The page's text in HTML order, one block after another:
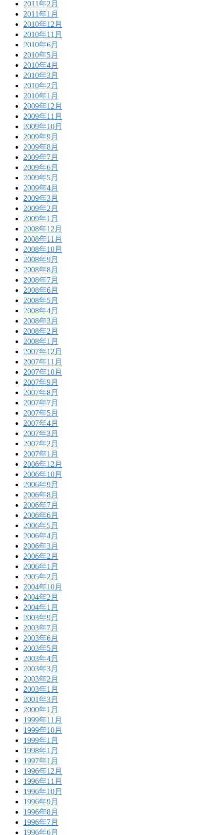
2011年2月
2011年1月
2010年12月
2010年11月
2010年6月
2010年5月
2010年4月
2010年3月
2010年2月
2010年1月
2009年12月
2009年11月
2009年10月
2009年9月
2009年8月
2009年7月
2009年6月
2009年5月
2009年4月
2009年3月
2009年2月
2009年1月
2008年12月
2008年11月
2008年10月
2008年9月
2008年8月
2008年7月
2008年6月
2008年5月
2008年4月
2008年3月
2008年2月
2008年1月
2007年12月
2007年11月
2007年10月
2007年9月
2007年8月
2007年7月
2007年5月
2007年4月
2007年3月
2007年2月
2007年1月
2006年12月
2006年10月
2006年9月
2006年8月
2006年7月
2006年6月
2006年5月
2006年4月
2006年3月
2006年2月
2006年1月
2005年2月
2004年10月
2004年2月
2004年1月
2003年9月
2003年7月
2003年6月
2003年5月
2003年4月
2003年3月
2003年2月
2003年1月
2001年3月
2000年1月
1999年11月
1999年10月
1999年1月
1998年1月
1997年1月
1996年12月
1996年11月
1996年10月
1996年9月
1996年8月
1996年7月
1996年6月